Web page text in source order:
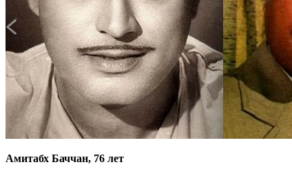
Амитабх Баччан, 76 лет